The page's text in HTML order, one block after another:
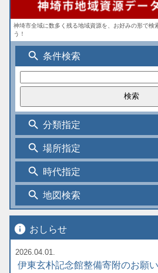
神埼市全域に数多く残る地域資源を、お好みの形で検
う！
search 条件検索
search 分類指定
search 場所指定
search 時代指定
search 地図検索
info おしらせ
2026.04.01.
伊東玄朴記念館整備寄附のお願い